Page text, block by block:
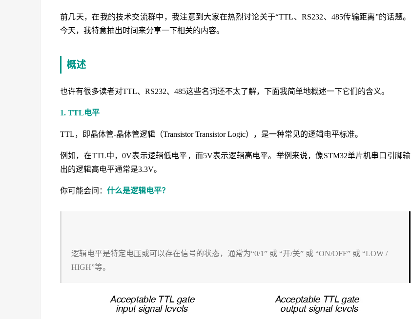
前几天，在我的技术交流群中，我注意到大家在热烈讨论关于“TTL、RS232、485传输距离”的话题。
今天，我特意抽出时间来分享一下相关的内容。
概述
也许有很多读者对TTL、RS232、485这些名词还不太了解，下面我简单地概述一下它们的含义。
1. TTL电平
TTL，即晶体管-晶体管逻辑（Transistor Transistor Logic），是一种常见的逻辑电平标准。
例如，在TTL中，0V表示逻辑低电平，而5V表示逻辑高电平。举例来说，像STM32单片机串口引脚输
出的逻辑高电平通常是3.3V。
你可能会问： 什么是逻辑电平？
逻辑电平是特定电压或可以存在信号的状态，通常为“0/1” 或 “开/关” 或 “ON/OFF” 或 “LOW /
HIGH”等。